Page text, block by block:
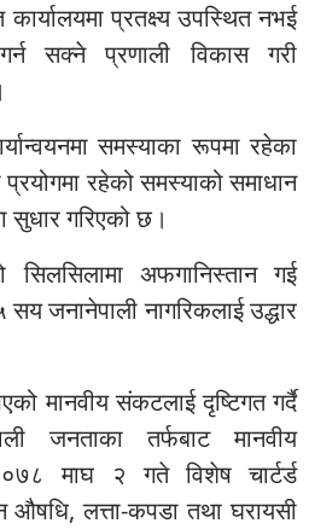
प्रतक्ष्य उपस्थित नभई
सक्ने प्रणाली विकास गरी
समस्याका रूपमा रहेका
प्रयोगमा रहेको समस्याको समाधान
सुधार गरिएको छ।
सिलसिलामा अफगानिस्तान गई
जनानेपाली नागरिकलाई उद्धार
मानवीय संकटलाई दृष्टिगत गर्दै
जनताका तर्फबाट मानवीय
माघ २ गते विशेष चार्टर्ड
औषधि, लत्ता-कपडा तथा घरायसी